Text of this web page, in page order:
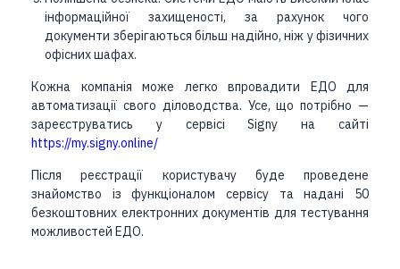
інформаційної захищеності, за рахунок чого
документи зберігаються більш надійно, ніж у фізичних
офісних шафах.
Кожна компанія може легко впровадити ЕДО для
автоматизації свого діловодства. Усе, що потрібно —
зареєструватись у сервісі Signy на сайті
https://my.signy.online/
Після реєстрації користувачу буде проведене
знайомство із функціоналом сервісу та надані 50
безкоштовних електронних документів для тестування
можливостей ЕДО.